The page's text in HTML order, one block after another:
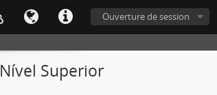
Ouverture de session
Superior